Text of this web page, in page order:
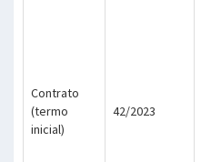
Contrato
(termo
inicial)
42/2023